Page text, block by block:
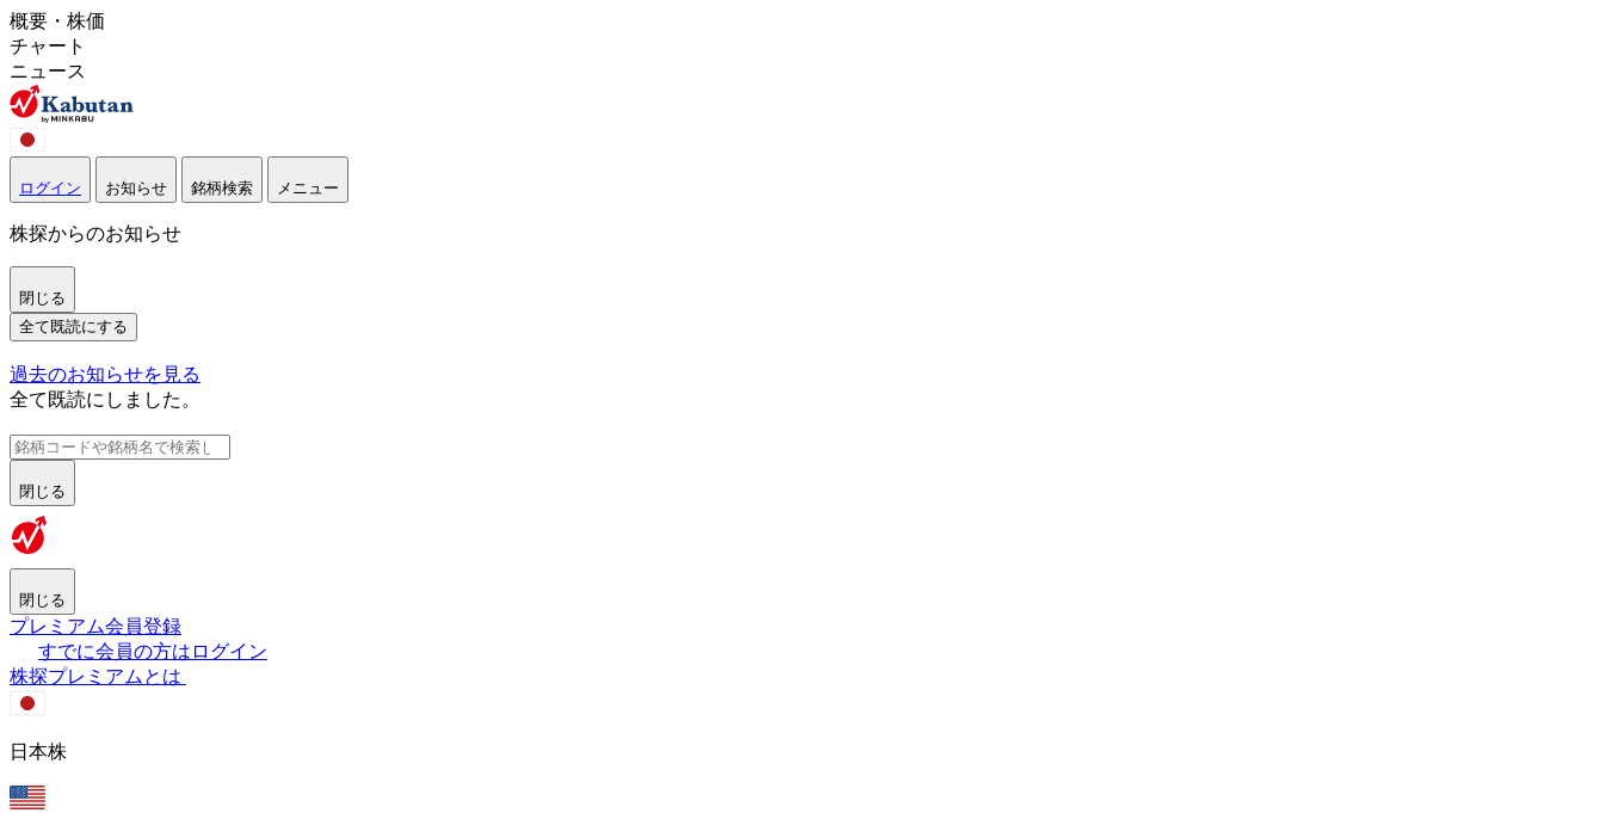
概要・株価
チャート
ニュース
ログイン お知らせ 銘柄検索 メニュー
株探からのお知らせ
閉じる
全て既読にする
過去のお知らせを見る
全て既読にしました。
閉じる
閉じる
プレミアム会員登録
すでに会員の方はログイン
株探プレミアムとは
日本株